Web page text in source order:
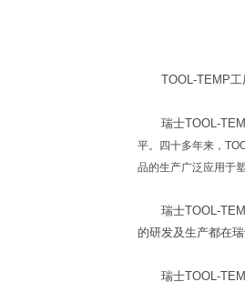
TOOL-TEMP工
瑞士TOOL-TEMP
平。四十多年来，
品的生产广泛应用于
瑞士TOOL-TEMP
的研发及生产都在
瑞士TOOL-TEMP